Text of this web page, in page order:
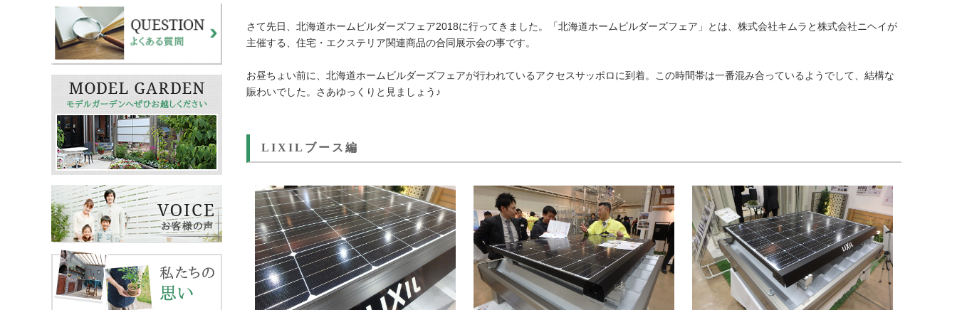
さて先日、北海道ホームビルダーズフェア2018に行ってきました。「北海道ホームビルダーズフェア」とは、株式会社キムラと株式会社ニヘイが
主催する、住宅・エクステリア関連商品の合同展示会の事です。
お昼ちょい前に、北海道ホームビルダーズフェアが行われているアクセスサッポロに到着。この時間帯は一番混み合っているようでして、結構な
賑わいでした。さあゆっくりと見ましょう♪
LIXILブース編